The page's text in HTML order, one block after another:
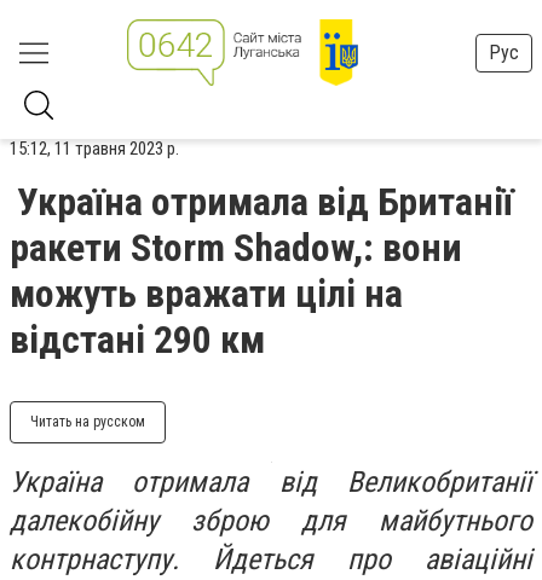
Рус
15:12, 11 травня 2023 р.
Україна отримала від Британії
ракети Storm Shadow,: вони
можуть вражати цілі на
відстані 290 км
Читать на русском
Україна отримала від Великобританії
далекобійну зброю для майбутнього
контрнаступу. Йдеться про авіаційні